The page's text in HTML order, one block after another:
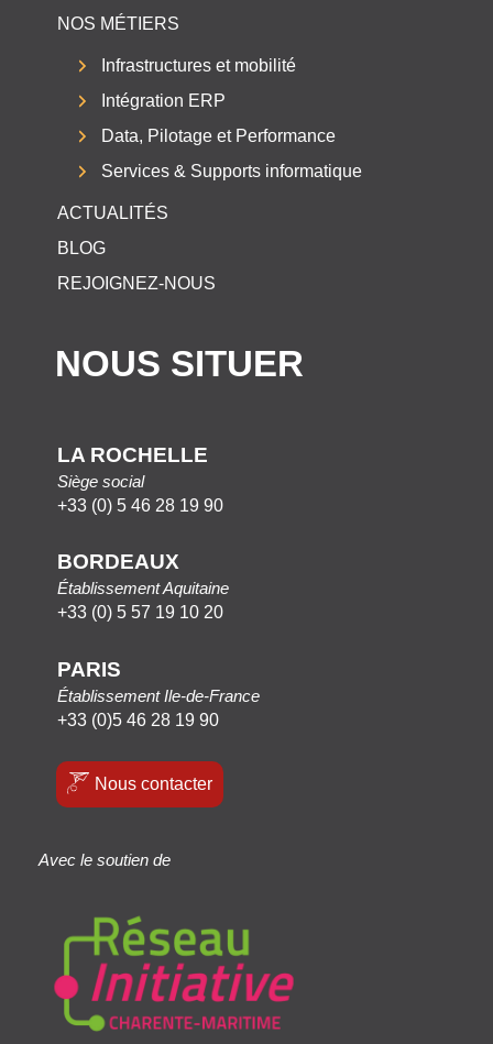
NOS MÉTIERS
Infrastructures et mobilité
Intégration ERP
Data, Pilotage et Performance
Services & Supports informatique
ACTUALITÉS
BLOG
REJOIGNEZ-NOUS
NOUS SITUER
LA ROCHELLE
Siège social
+33 (0) 5 46 28 19 90
BORDEAUX
Établissement Aquitaine
+33 (0) 5 57 19 10 20
PARIS
Établissement Ile-de-France
+33 (0)5 46 28 19 90
Nous contacter
Avec le soutien de